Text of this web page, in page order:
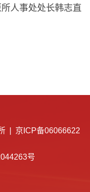
人事处处长韩志直
| 京ICP备06066622
号